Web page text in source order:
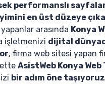
performanslı
en üst düzeye
arasında Konya
işletmenizi dijital
, firma web sitesi yapan
AsistWeb Konya Web
bir adım öne taşıyoruz